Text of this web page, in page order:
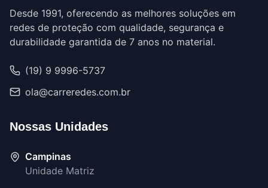
Desde 1991, oferecendo as melhores soluções em
redes de proteção com qualidade, segurança e
durabilidade garantida de 7 anos no material.
(19) 9 9996-5737
ola@carreredes.com.br
Nossas Unidades
Campinas
Unidade Matriz